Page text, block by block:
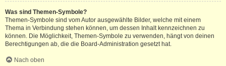
Was sind Themen-Symbole?
Themen-Symbole sind vom Autor ausgewählte Bilder, welche mit einem
Thema in Verbindung stehen können, um dessen Inhalt kennzeichnen zu
können. Die Möglichkeit, Themen-Symbole zu verwenden, hängt von deinen
Berechtigungen ab, die die Board-Administration gesetzt hat.
Nach oben